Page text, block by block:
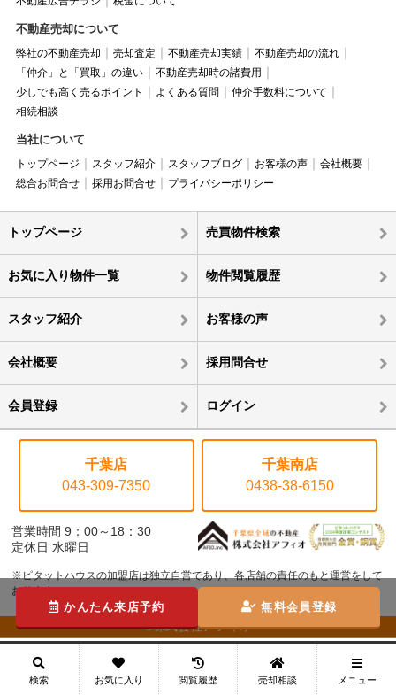
不動産売却について
弊社の不動産売却 売却査定 不動産売却実績
不動産売却の流れ
「仲介」と「買取」の違い
不動産売却時の諸費用
少しでも高く売るポイント
よくある質問
仲介手数料について
相続相談
当社について
トップページ スタッフ紹介 スタッフブログ お客様の声
会社概要
総合お問合せ
採用お問合せ プライバシーポリシー
トップページ 売買物件検索
お気に入り物件一覧 物件閲覧履歴
スタッフ紹介 お客様の声
会社概要 採用問合せ
会員登録 ログイン
千葉店
043-309-7350
千葉南店
0438-38-6150
営業時間 9：00～18：30
定休日 水曜日
※ピタットハウスの加盟店は独立自営であり、各店舗の責任のもと運営をして
おります。
©株式会社アフィオ
かんたん来店予約 無料会員登録
検索 お気に入り 閲覧履歴 売却相談 メニュー